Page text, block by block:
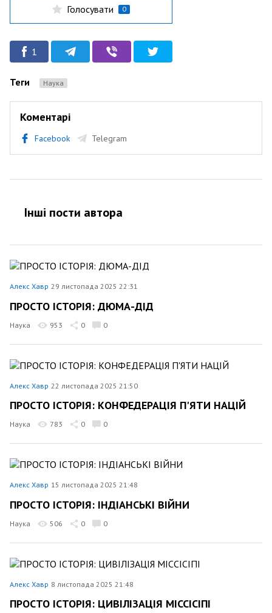
Голосувати 0
1
Теги Наука
Коментарі
Facebook Telegram
Інші пости автора
Алекс Хавр 29 листопада 2025 22:31
ПРОСТО ІСТОРІЯ: ДЮМА-ДІД
Наука 953 0 0
Алекс Хавр 22 листопада 2025 21:50
ПРОСТО ІСТОРІЯ: КОНФЕДЕРАЦІЯ П'ЯТИ НАЦІЙ
Наука 783 0 0
Алекс Хавр 15 листопада 2025 21:48
ПРОСТО ІСТОРІЯ: ІНДІАНСЬКІ ВІЙНИ
Наука 506 0 0
Алекс Хавр 8 листопада 2025 21:48
ПРОСТО ІСТОРІЯ: ЦИВІЛІЗАЦІЯ МІССІСІПІ